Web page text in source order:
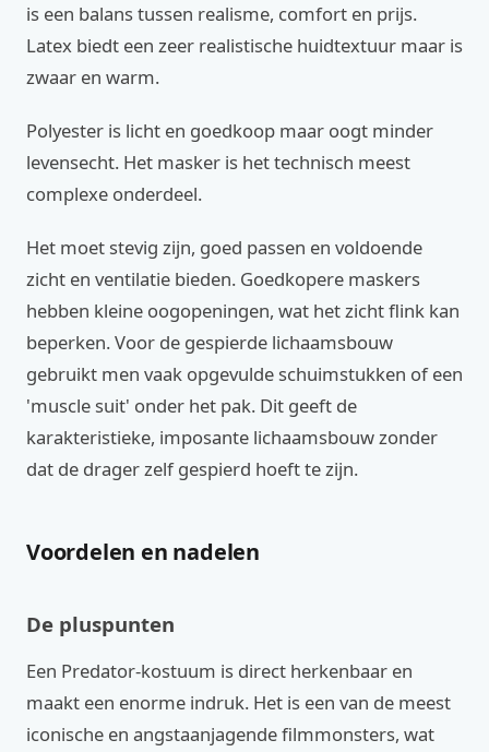
is een balans tussen realisme, comfort en prijs.
Latex biedt een zeer realistische huidtextuur maar is
zwaar en warm.
Polyester is licht en goedkoop maar oogt minder
levensecht. Het masker is het technisch meest
complexe onderdeel.
Het moet stevig zijn, goed passen en voldoende
zicht en ventilatie bieden. Goedkopere maskers
hebben kleine oogopeningen, wat het zicht flink kan
beperken. Voor de gespierde lichaamsbouw
gebruikt men vaak opgevulde schuimstukken of een
'muscle suit' onder het pak. Dit geeft de
karakteristieke, imposante lichaamsbouw zonder
dat de drager zelf gespierd hoeft te zijn.
Voordelen en nadelen
De pluspunten
Een Predator-kostuum is direct herkenbaar en
maakt een enorme indruk. Het is een van de meest
iconische en angstaanjagende filmmonsters, wat